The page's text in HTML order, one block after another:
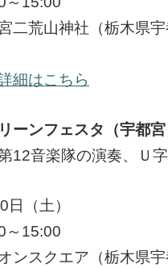
二荒山神社（栃木県宇
細はこちら
ーンフェスタ（宇都宮
12音楽隊の演奏、Ｕ
（土）
～15:00
ンスクエア（栃木県